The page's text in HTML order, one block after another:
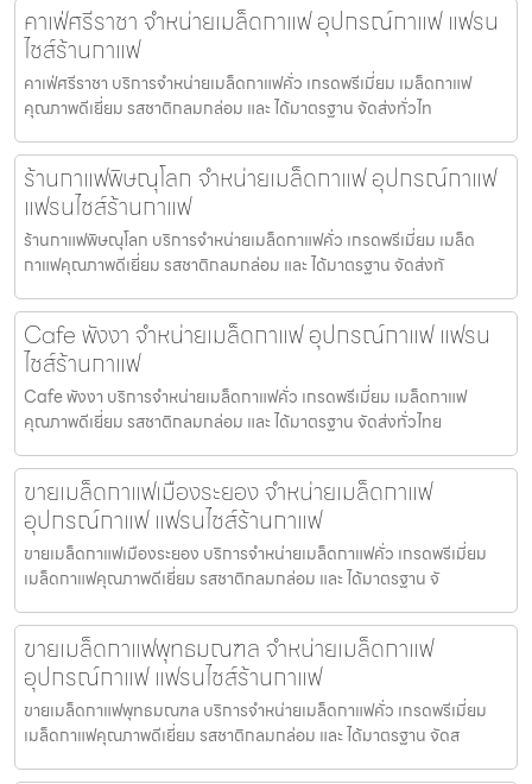
คาเฟ่ศรีราชา จำหน่ายเมล็ดกาแฟ อุปกรณ์กาแฟ แฟรน
ไชส์ร้านกาแฟ
คาเฟ่ศรีราชา บริการจำหน่ายเมล็ดกาแฟคั่ว เกรดพรีเมี่ยม เมล็ดกาแฟ
คุณภาพดีเยี่ยม รสชาติกลมกล่อม และ ได้มาตรฐาน จัดส่งทั่วไท
ร้านกาแฟพิษณุโลก จำหน่ายเมล็ดกาแฟ อุปกรณ์กาแฟ
แฟรนไชส์ร้านกาแฟ
ร้านกาแฟพิษณุโลก บริการจำหน่ายเมล็ดกาแฟคั่ว เกรดพรีเมี่ยม เมล็ด
กาแฟคุณภาพดีเยี่ยม รสชาติกลมกล่อม และ ได้มาตรฐาน จัดส่งทั
Cafe พังงา จำหน่ายเมล็ดกาแฟ อุปกรณ์กาแฟ แฟรน
ไชส์ร้านกาแฟ
Cafe พังงา บริการจำหน่ายเมล็ดกาแฟคั่ว เกรดพรีเมี่ยม เมล็ดกาแฟ
คุณภาพดีเยี่ยม รสชาติกลมกล่อม และ ได้มาตรฐาน จัดส่งทั่วไทย
ขายเมล็ดกาแฟเมืองระยอง จำหน่ายเมล็ดกาแฟ
อุปกรณ์กาแฟ แฟรนไชส์ร้านกาแฟ
ขายเมล็ดกาแฟเมืองระยอง บริการจำหน่ายเมล็ดกาแฟคั่ว เกรดพรีเมี่ยม
เมล็ดกาแฟคุณภาพดีเยี่ยม รสชาติกลมกล่อม และ ได้มาตรฐาน จั
ขายเมล็ดกาแฟพุทธมณฑล จำหน่ายเมล็ดกาแฟ
อุปกรณ์กาแฟ แฟรนไชส์ร้านกาแฟ
ขายเมล็ดกาแฟพุทธมณฑล บริการจำหน่ายเมล็ดกาแฟคั่ว เกรดพรีเมี่ยม
เมล็ดกาแฟคุณภาพดีเยี่ยม รสชาติกลมกล่อม และ ได้มาตรฐาน จัดส